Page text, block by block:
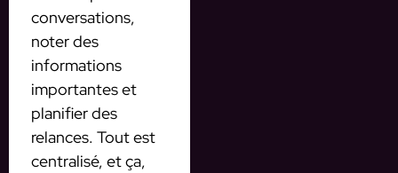
conversations,
noter des
informations
importantes et
planifier des
relances. Tout est
centralisé, et ça,